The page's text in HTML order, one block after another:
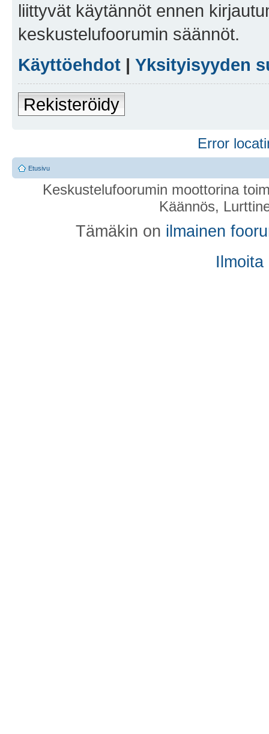
liittyvät käytännöt ennen
keskustelufoorumin säännöt.
Käyttöehdot | Yksityisyyden
Rekisteröidy
Error
Etusivu
Keskustelufoorumin moottorina
Käännös,
Tämäkin on ilmainen